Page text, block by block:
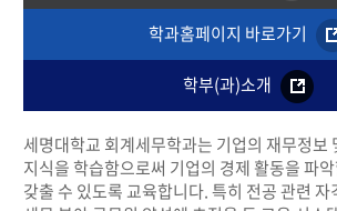
학과홈페이지 바로가기
학부(과)소개
세명대학교 회계세무학과는 기업의 재무정보
지식을 학습함으로써 기업의 경제 활동을 파
갖출 수 있도록 교육합니다. 특히 전공 관련 자